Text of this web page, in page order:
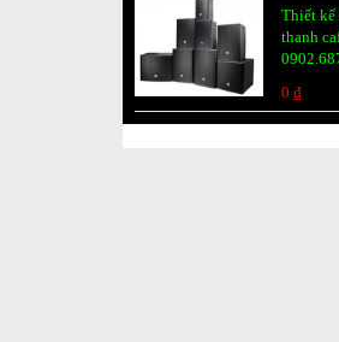
Thiết kế
thanh
0 ₫